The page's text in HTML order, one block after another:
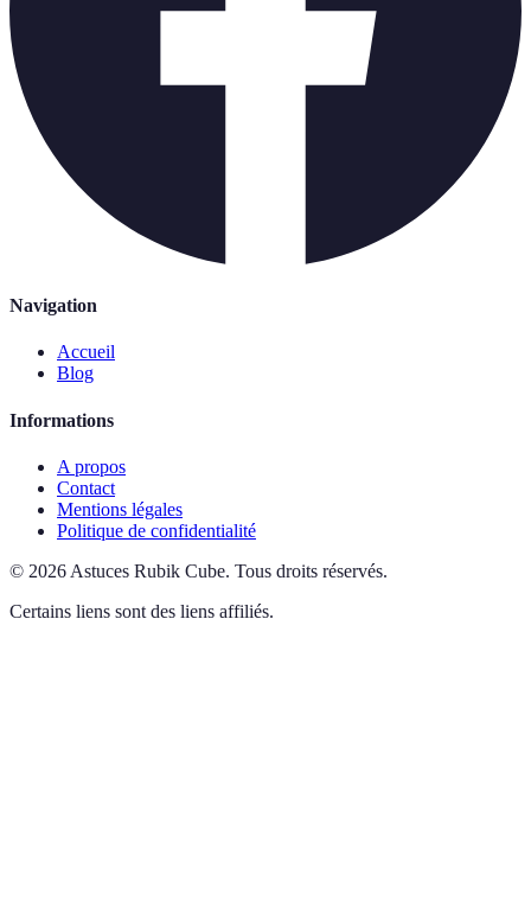
Navigation
Accueil
Blog
Informations
A propos
Contact
Mentions légales
Politique de confidentialité
© 2026 Astuces Rubik Cube. Tous droits réservés.
Certains liens sont des liens affiliés.